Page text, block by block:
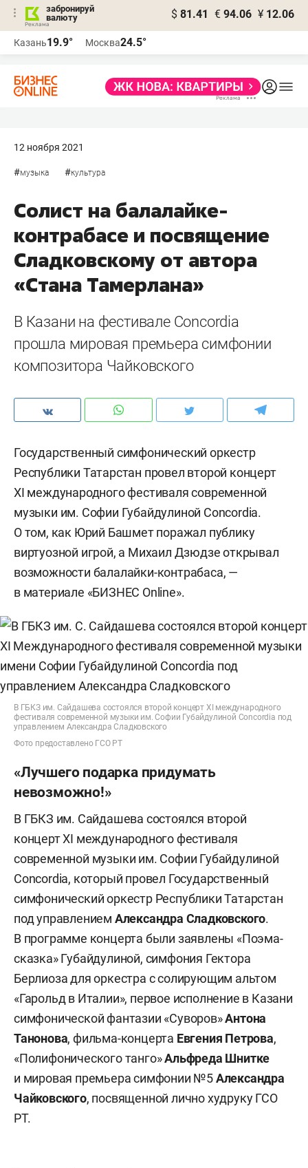
забронируй
валюту
$ 81.41 € 94.06 ¥ 12.06
Казань19.9° Москва24.5°
12 ноября 2021
#музыка #культура
Солист на балалайке-
контрабасе и посвящение
Сладковскому от автора
«Стана Тамерлана»
В Казани на фестивале Concordia
прошла мировая премьера симфонии
композитора Чайковского
Государственный симфонический оркестр
Республики Татарстан провел второй концерт
XI международного фестиваля современной
музыки им. Софии Губайдулиной Concordia.
О том, как Юрий Башмет поражал публику
виртуозной игрой, а Михаил Дзюдзе открывал
возможности балалайки-контрабаса, —
в материале «БИЗНЕС Online».
В ГБКЗ им. Сайдашева состоялся второй концерт XI международного
фестиваля современной музыки им. Софии Губайдулиной Concordiа под
управлением Александра Сладковского
Фото предоставлено ГСО РТ
«Лучшего подарка придумать
невозможно!»
В ГБКЗ им. Сайдашева состоялся второй
концерт XI международного фестиваля
современной музыки им. Софии Губайдулиной
Concordia, который провел Государственный
симфонический оркестр Республики Татарстан
под управлением Александра Сладковского.
В программе концерта были заявлены «Поэма-
сказка» Губайдулиной, симфония Гектора
Берлиоза для оркестра с солирующим альтом
«Гарольд в Италии», первое исполнение в Казани
симфонической фантазии «Суворов»Антона
Танонова, фильма-концерта Евгения Петрова,
«Полифонического танго»Альфреда Шнитке
и мировая премьера симфонии №5Александра
Чайковского, посвященной лично худруку ГСО
РТ.